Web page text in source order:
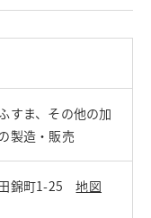
すま、その他の加
製造・販売
田錦町1-25地図